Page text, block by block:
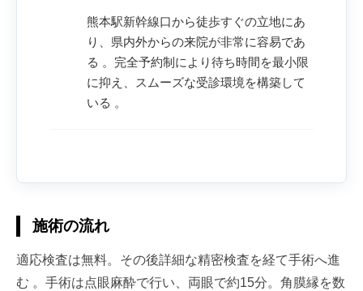
熊本駅新幹線口から徒歩すぐの立地にあ
り、県内外からの来院が非常に容易であ
る 。完全予約制により待ち時間を最小限
に抑え、スムーズな受診環境を構築して
いる 。
施術の流れ
適応検査は無料。その後詳細な精密検査を経て手術へ進
む 。手術は点眼麻酔で行い、両眼で約15分。角膜縁を数